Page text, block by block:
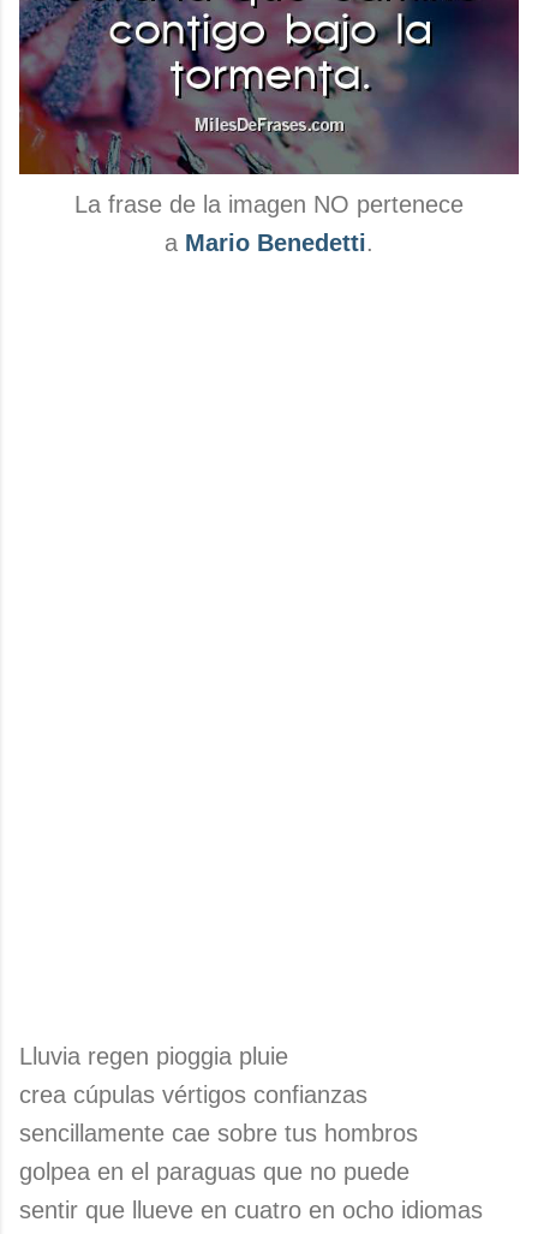
La frase de la imagen NO pertenece
a Mario Benedetti.
Lluvia regen pioggia pluie
crea cúpulas vértigos confianzas
sencillamente cae sobre tus hombros
golpea en el paraguas que no puede
sentir que llueve en cuatro en ocho idiomas